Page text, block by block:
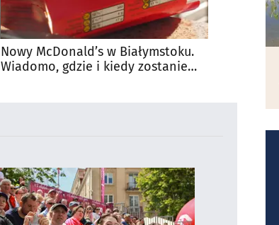
Nowy McDonald’s w Białymstoku.
Wiadomo, gdzie i kiedy zostanie